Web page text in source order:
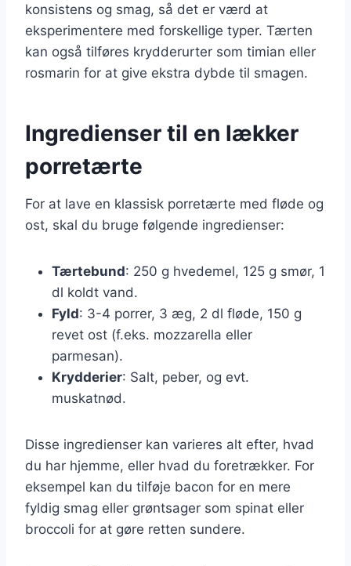
konsistens og smag, så det er værd at
eksperimentere med forskellige typer. Tærten
kan også tilføres krydderurter som timian eller
rosmarin for at give ekstra dybde til smagen.
Ingredienser til en lækker
porretærte
For at lave en klassisk porretærte med fløde og
ost, skal du bruge følgende ingredienser:
Tærtebund: 250 g hvedemel, 125 g smør, 1
dl koldt vand.
Fyld: 3-4 porrer, 3 æg, 2 dl fløde, 150 g
revet ost (f.eks. mozzarella eller
parmesan).
Krydderier: Salt, peber, og evt.
muskatnød.
Disse ingredienser kan varieres alt efter, hvad
du har hjemme, eller hvad du foretrækker. For
eksempel kan du tilføje bacon for en mere
fyldig smag eller grøntsager som spinat eller
broccoli for at gøre retten sundere.